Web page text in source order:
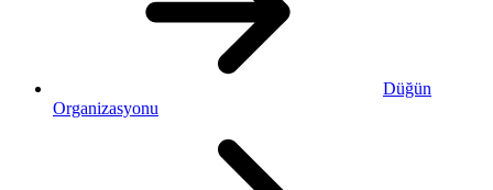
Düğün
Organizasyonu